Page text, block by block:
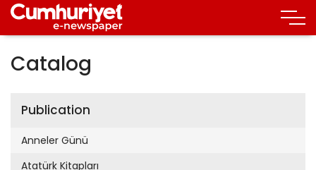
Catalog
Publication
Anneler Günü
Atatürk Kitapları